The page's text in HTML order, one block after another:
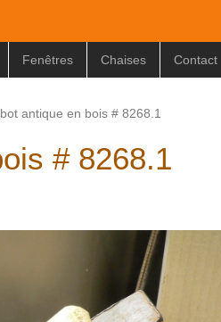
Fenêtres Chaises Contact
antique en bois # 8268.1
# 8268.1